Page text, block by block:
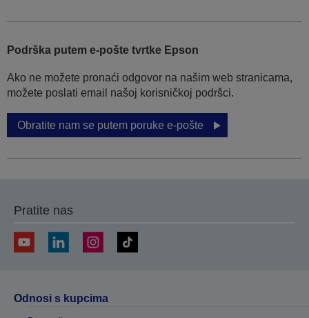
Podrška putem e-pošte tvrtke Epson
Ako ne možete pronaći odgovor na našim web stranicama,
možete poslati email našoj korisničkoj podršci.
Obratite nam se putem poruke e-pošte
Pratite nas
Odnosi s kupcima